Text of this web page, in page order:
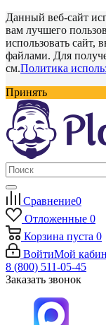
Данный веб-сайт
вам лучшего
использовать сайт,
файлами. Для
см.Политика
Принять
Сравнение0
Отложенные 0
Корзина пуста 0
ВойтиМой
8 (800) 511-05-45
Заказать звонок